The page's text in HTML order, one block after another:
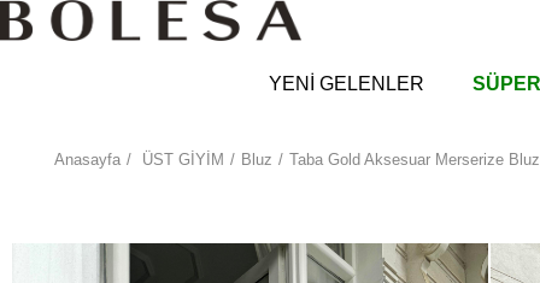
YENİ GELENLER
Anasayfa ÜST GİYİM Bluz Taba Gold Aksesuar Merserize Bluz